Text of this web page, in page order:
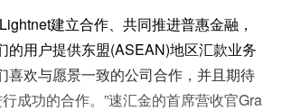
建立合作、共同推进普惠金融，
的用户提供东盟(ASEAN)地区汇款业务
喜欢与愿景一致的公司合作，并且期待
成功的合作。”速汇金的首席营收官Gra